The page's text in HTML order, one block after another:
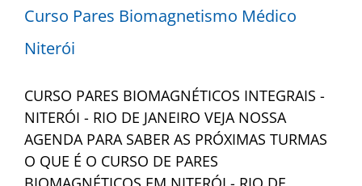
Curso Pares Biomagnetismo Médico
Niterói
CURSO PARES BIOMAGNÉTICOS INTEGRAIS -
NITERÓI - RIO DE JANEIRO VEJA NOSSA
AGENDA PARA SABER AS PRÓXIMAS TURMAS
O QUE É O CURSO DE PARES